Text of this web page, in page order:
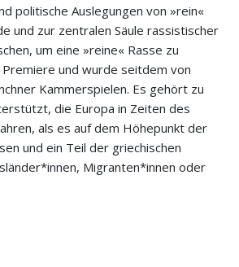
politische Auslegungen von »rein«
und zur zentralen Säule rassistischer
um eine »reine« Rasse zu
und wurde seitdem von
Kammerspielen. Es gehört zu
die Europa in Zeiten des
als es auf dem Höhepunkt der
und ein Teil der griechischen
Migranten*innen oder